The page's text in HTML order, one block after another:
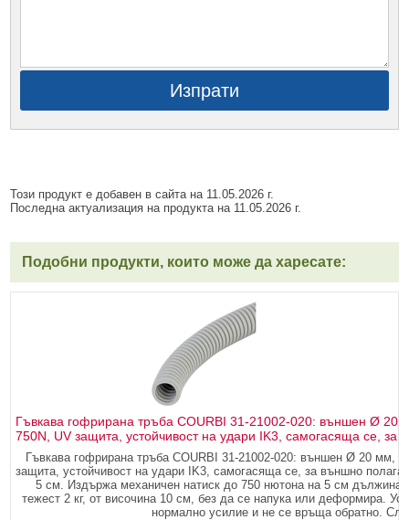
Изпрати
Този продукт е добавен в сайта на 11.05.2026 г.
Последна актуализация на продукта на 11.05.2026 г.
Подобни продукти, които може да харесате:
Гъвкава гофрирана тръба COURBI 31-21002-020: външен Ø 20
750N, UV защита, устойчивост на удари IK3, самогасяща се, за
Гъвкава гофрирана тръба COURBI 31-21002-020: външен Ø 20 мм,
защита, устойчивост на удари IK3, самогасяща се, за външно
5 см. Издържа механичен натиск до 750 нютона на 5 см дължина.
тежест 2 кг, от височина 10 см, без да се напука или деформира.
нормално усилие и не се връща обратно.